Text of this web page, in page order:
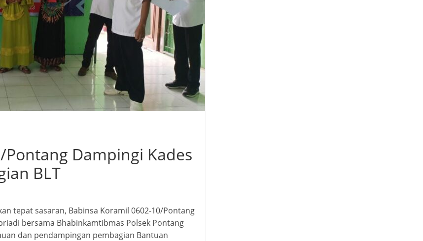
Dampingi Kades
BLT
tepat sasaran, Babinsa Koramil 0602-10/Pontang
bersama Bhabinkamtibmas Polsek Pontang
dan pendampingan pembagian Bantuan